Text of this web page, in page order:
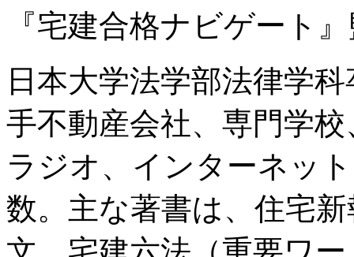
『宅建合格ナビゲート
日本大学法学部法律学
手不動産会社、専門学
ラジオ、インターネッ
数。主な著書は、住宅